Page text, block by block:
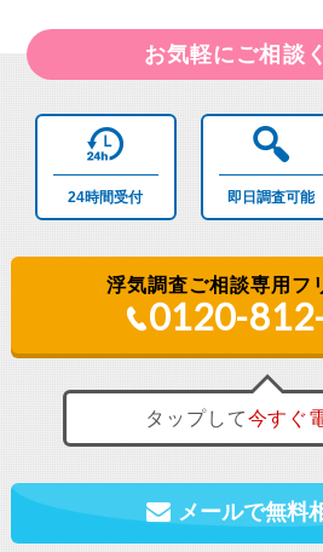
お気軽にご相談
24時間受付 即日調査可能
浮気調査ご相談専用フ
0120-
タップして今すぐ
メールで無料